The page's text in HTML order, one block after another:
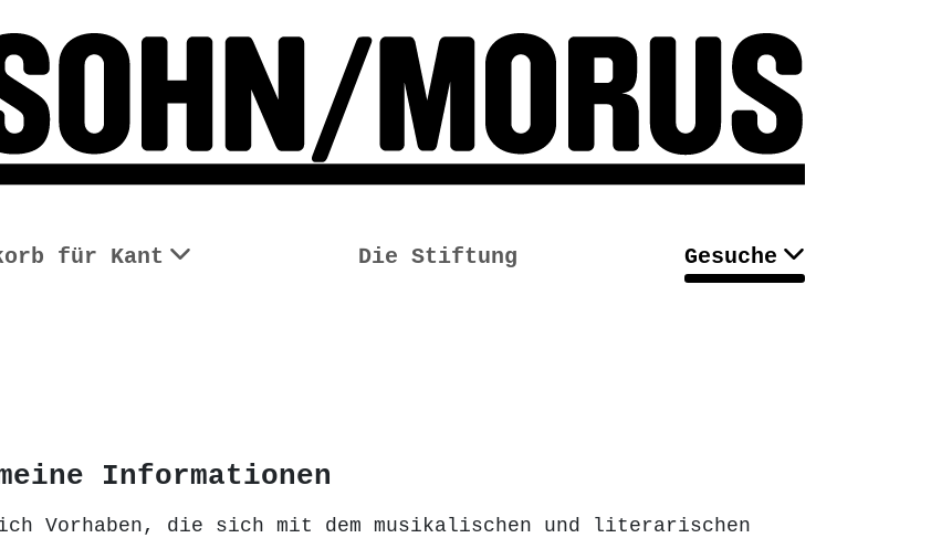
für Kant Die Stiftung Gesuche
Informationen
Vorhaben, die sich mit dem musikalischen und literarischen